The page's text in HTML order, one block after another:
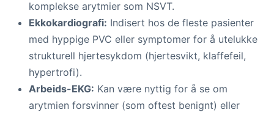
komplekse arytmier som NSVT.
Ekkokardiografi: Indisert hos de fleste pasienter
med hyppige PVC eller symptomer for å utelukke
strukturell hjertesykdom (hjertesvikt, klaffefeil,
hypertrofi).
Arbeids-EKG: Kan være nyttig for å se om
arytmien forsvinner (som oftest benignt) eller